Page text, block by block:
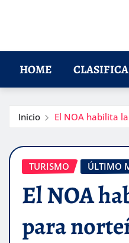
HOME
Inicio El NOA habilita
TURISMO ÚLTIMO
El NOA
para